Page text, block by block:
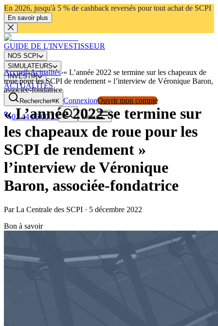
En 2026, jusqu'à 5 % de cashback reversés pour tout achat de SCPI
En savoir plus
GUIDE DE L'INVESTISSEUR
NOS SCPI
SIMULATEURS
INVESTIR
ACTUALITÉS
Rechercher⌘K ConnexionOuvrir mon compte
01 44 56 00 23
Menu
Accueil›Actualités›« L’année 2022 se termine sur les chapeaux de
roue pour les SCPI de rendement » l’interview de Véronique Baron,
associée-fondatrice
« L’année 2022 se termine sur
les chapeaux de roue pour les
SCPI de rendement »
l’interview de Véronique
Baron, associée-fondatrice
Par La Centrale des SCPI · 5 décembre 2022
Bon à savoir